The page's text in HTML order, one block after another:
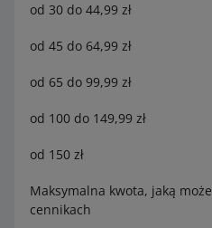
od 30 do 44,99 zł
od 45 do 64,99 zł
od 65 do 99,99 zł
od 100 do 149,99 zł
od 150 zł
Maksymalna kwota, jaką
cennikach